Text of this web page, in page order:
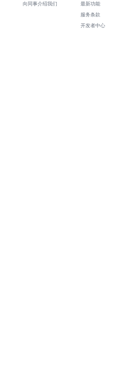
向同事介绍我们 最新功能
服务条款
开发者中心